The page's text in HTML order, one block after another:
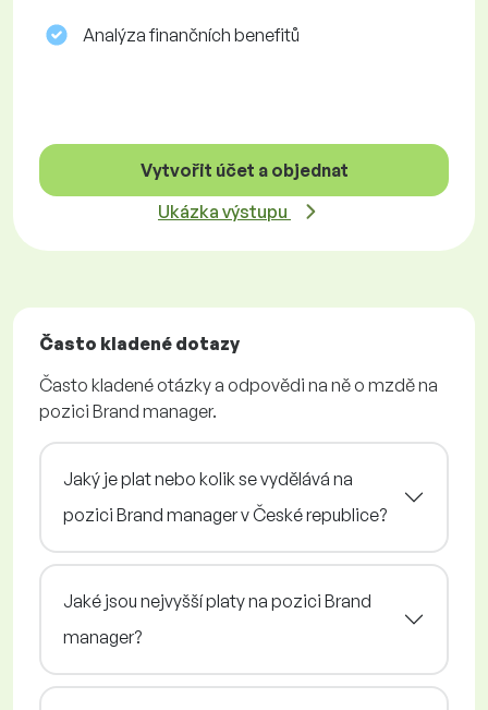
Analýza finančních benefitů
Vytvořit účet a objednat
Ukázka výstupu
Často kladené dotazy
Často kladené otázky a odpovědi na ně o mzdě na
pozici Brand manager.
Jaký je plat nebo kolik se vydělává na
pozici Brand manager v České republice?
Jaké jsou nejvyšší platy na pozici Brand
manager?